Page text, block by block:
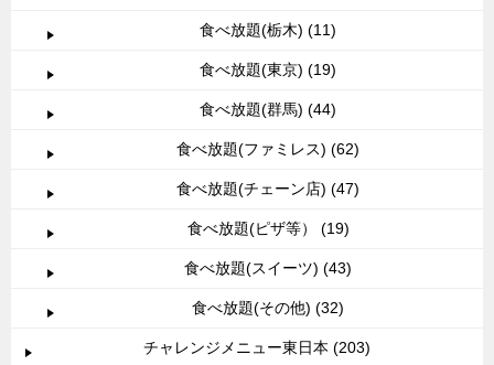
食べ放題(栃木) (11)
食べ放題(東京) (19)
食べ放題(群馬) (44)
食べ放題(ファミレス) (62)
食べ放題(チェーン店) (47)
食べ放題(ピザ等） (19)
食べ放題(スイーツ) (43)
食べ放題(その他) (32)
チャレンジメニュー東日本 (203)